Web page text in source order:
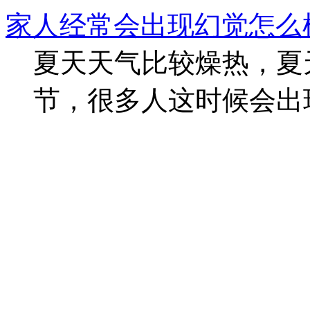
家人经常会出现幻觉怎
夏天天气比较燥热，
节，很多人这时候会